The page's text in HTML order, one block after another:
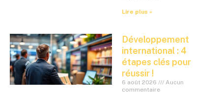
Lire plus »
Développement
international : 4
étapes clés pour
réussir !
6 août 2026
Aucun
commentaire